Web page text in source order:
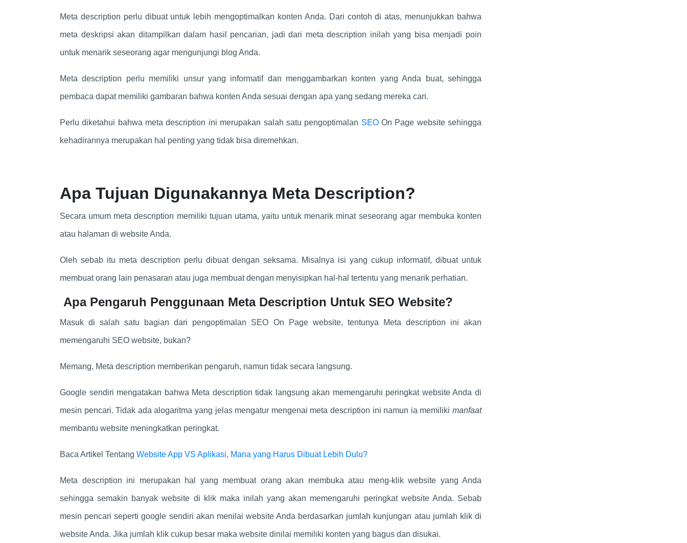
Meta description perlu dibuat untuk lebih mengoptimalkan konten Anda. Dari contoh di atas, menunjukkan bahwa
meta deskripsi akan ditampilkan dalam hasil pencarian, jadi dari meta description inilah yang bisa menjadi poin
untuk menarik seseorang agar mengunjungi blog Anda.
Meta description perlu memiliki unsur yang informatif dan menggambarkan konten yang Anda buat, sehingga
pembaca dapat memiliki gambaran bahwa konten Anda sesuai dengan apa yang sedang mereka cari.
Perlu diketahui bahwa meta description ini merupakan salah satu pengoptimalan SEO On Page website sehingga
kehadirannya merupakan hal penting yang tidak bisa diremehkan.
Apa Tujuan Digunakannya Meta Description?
Secara umum meta description memiliki tujuan utama, yaitu untuk menarik minat seseorang agar membuka konten
atau halaman di website Anda.
Oleh sebab itu meta description perlu dibuat dengan seksama. Misalnya isi yang cukup informatif, dibuat untuk
membuat orang lain penasaran atau juga membuat dengan menyisipkan hal-hal tertentu yang menarik perhatian.
Apa Pengaruh Penggunaan Meta Description Untuk SEO Website?
Masuk di salah satu bagian dari pengoptimalan SEO On Page website, tentunya Meta description ini akan
memengaruhi SEO website, bukan?
Memang, Meta description memberikan pengaruh, namun tidak secara langsung.
Google sendiri mengatakan bahwa Meta description tidak langsung akan memengaruhi peringkat website Anda di
mesin pencari. Tidak ada alogaritma yang jelas mengatur mengenai meta description ini namun ia memiliki manfaat
membantu website meningkatkan peringkat.
Baca Artikel Tentang Website App VS Aplikasi, Mana yang Harus Dibuat Lebih Dulu?
Meta description ini merupakan hal yang membuat orang akan membuka atau meng-klik website yang Anda
sehingga semakin banyak website di klik maka inilah yang akan memengaruhi peringkat website Anda. Sebab
mesin pencari seperti google sendiri akan menilai website Anda berdasarkan jumlah kunjungan atau jumlah klik di
website Anda. Jika jumlah klik cukup besar maka website dinilai memiliki konten yang bagus dan disukai.